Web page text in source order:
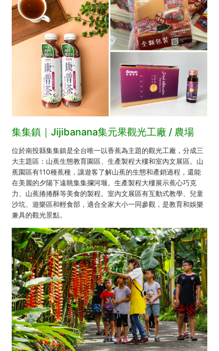
集集鎮｜Jijibanana集元果觀光工廠 / 農場
位於南投縣集集鎮是全台唯一以香蕉為主題的觀光工廠，分成三
大主題區：山蕉生態教育園區、生產製程大樓和室內文展區。山
蕉園區有110種蕉種，讓遊客了解山蕉的生態和產銷過程，還能
在美麗的夕陽下遠眺集集攔河堰。生產製程大樓展示蕉心巧克
力、山蕉捲捲酥等美食的製程。室內文展區有互動式教學、兒童
沙坑、遊樂區和輕食部，適合全家大小一同參觀，是教育和娛樂
兼具的觀光景點。